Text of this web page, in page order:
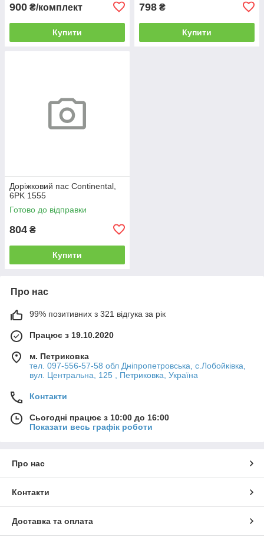
900 ₴/комплект
Купити
798 ₴
Купити
Доріжковий пас Continental,
6PK 1555
Готово до відправки
804 ₴
Купити
Про нас
99% позитивних з 321 відгука за рік
Працює з 19.10.2020
м. Петриковка
тел. 097-556-57-58 обл Дніпропетровська, с.Лобойківка,
вул. Центральна, 125 , Петриковка, Україна
Контакти
Сьогодні працює з 10:00 до 16:00
Показати весь графік роботи
Про нас
Контакти
Доставка та оплата